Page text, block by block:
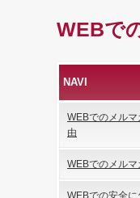
WEBで
NAVI
WEBでのメル
由
WEBでのメルマ
WEBでの安全